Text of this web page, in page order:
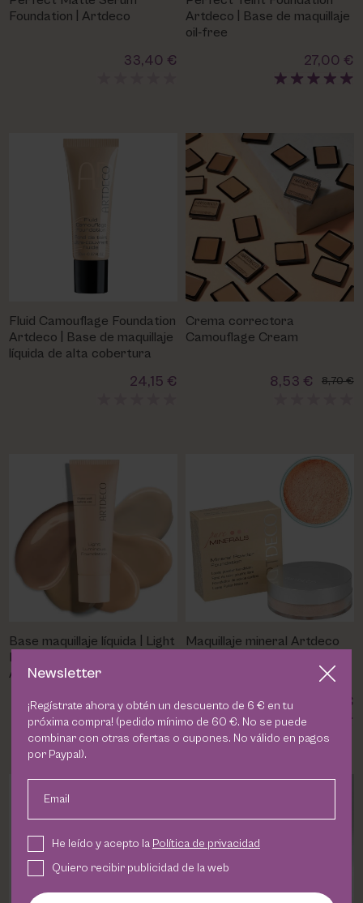
Foundation | Artdeco
33,40 €
Artdeco | Base de maquillaje
oil-free
27,00 €
Fluid Camouflage Foundation
Artdeco | Base de maquillaje
líquida de alta cobertura
24,15 €
Crema correctora
Camouflage Cream
8,53 € 8,70 €
Base maquillaje líquida | Light
Luminous Foundation |
Artdeco
19,50 €
Maquillaje mineral Artdeco
26,45 €
Newsletter
¡Regístrate ahora y obtén un descuento de 6 € en tu
próxima compra! (pedido mínimo de 60 €. No se puede
combinar con otras ofertas o cupones. No válido en pagos
por Paypal).
Email
He leído y acepto la Política de privacidad
Quiero recibir publicidad de la web
PHARM FOOT